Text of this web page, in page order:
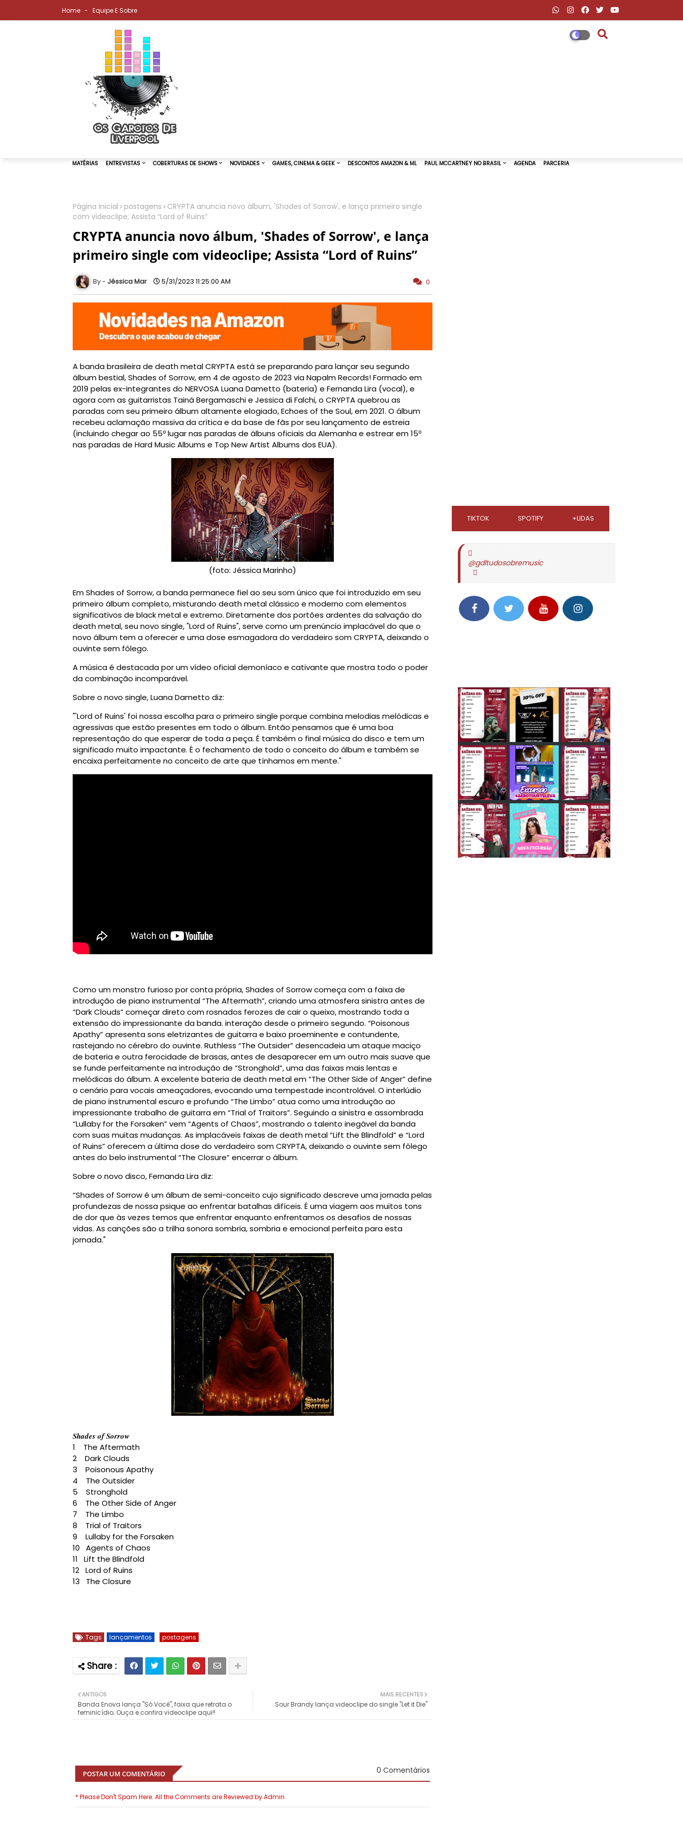
Home Equipe E Sobre
MATÉRIAS ENTREVISTAS COBERTURAS DE SHOWS
Página inicial postagens
CRYPTA anuncia novo álbum, 'Shades of Sorrow', e lança primeiro single
com videoclipe; Assista “Lord of Ruins”
CRYPTA anuncia novo álbum, 'Shades of Sorrow', e lança
primeiro single com videoclipe; Assista “Lord of Ruins”
Jéssica Mar 5/31/2023 11:25:00 AM 0
A banda brasileira de death metal CRYPTA está se preparando para lançar seu segundo
álbum bestial, Shades of Sorrow, em 4 de agosto de 2023 via Napalm Records! Formado em
2019 pelas ex-integrantes do NERVOSA Luana Dametto (bateria) e Fernanda Lira (vocal), e
agora com as guitarristas Tainá Bergamaschi e Jessica di Falchi, o CRYPTA quebrou as
paradas com seu primeiro álbum altamente elogiado, Echoes of the Soul, em 2021. O álbum
recebeu aclamação massiva da crítica e da base de fãs por seu lançamento de estreia
(incluindo chegar ao 55º lugar nas paradas de álbuns oficiais da Alemanha e estrear em 15º
nas paradas de Hard Music Albums e Top New Artist Albums dos EUA).
(foto: Jéssica Marinho)
Em Shades of Sorrow, a banda permanece fiel ao seu som único que foi introduzido em seu
primeiro álbum completo, misturando death metal clássico e moderno com elementos
significativos de black metal e extremo. Diretamente dos portões ardentes da salvação do
death metal, seu novo single, "Lord of Ruins", serve como um prenúncio implacável do que o
novo álbum tem a oferecer e uma dose esmagadora do verdadeiro som CRYPTA, deixando o
ouvinte sem fôlego.
A música é destacada por um vídeo oficial demoníaco e cativante que mostra todo o poder
da combinação incomparável.
Sobre o novo single, Luana Dametto diz:
"'Lord of Ruins' foi nossa escolha para o primeiro single porque combina melodias melódicas e
agressivas que estão presentes em todo o álbum. Então pensamos que é uma boa
representação do que esperar de toda a peça. É também o final música do disco e tem um
significado muito impactante. É o fechamento de todo o conceito do álbum e também se
encaixa perfeitamente no conceito de arte que tínhamos em mente."
Como um monstro furioso por conta própria, Shades of Sorrow começa com a faixa de
introdução de piano instrumental “The Aftermath”, criando uma atmosfera sinistra antes de
“Dark Clouds” começar direto com rosnados ferozes de cair o queixo, mostrando toda a
extensão do impressionante da banda. interação desde o primeiro segundo. “Poisonous
Apathy” apresenta sons eletrizantes de guitarra e baixo proeminente e contundente,
rastejando no cérebro do ouvinte. Ruthless “The Outsider” desencadeia um ataque maciço
de bateria e outra ferocidade de brasas, antes de desaparecer em um outro mais suave que
se funde perfeitamente na introdução de “Stronghold”, uma das faixas mais lentas e
melódicas do álbum. A excelente bateria de death metal em “The Other Side of Anger” define
o cenário para vocais ameaçadores, evocando uma tempestade incontrolável. O interlúdio
de piano instrumental escuro e profundo “The Limbo” atua como uma introdução ao
impressionante trabalho de guitarra em “Trial of Traitors”. Seguindo a sinistra e assombrada
“Lullaby for the Forsaken” vem “Agents of Chaos”, mostrando o talento inegável da banda
com suas muitas mudanças. As implacáveis faixas de death metal “Lift the Blindfold” e “Lord
of Ruins” oferecem a última dose do verdadeiro som CRYPTA, deixando o ouvinte sem fôlego
antes do belo instrumental “The Closure” encerrar o álbum.
Sobre o novo disco, Fernanda Lira diz:
“Shades of Sorrow é um álbum de semi-conceito cujo significado descreve uma jornada pelas
profundezas de nossa psique ao enfrentar batalhas difíceis. É uma viagem aos muitos tons
de dor que às vezes temos que enfrentar enquanto enfrentamos os desafios de nossas
vidas. As canções são a trilha sonora sombria, sombria e emocional perfeita para esta
jornada."
Shades of Sorrow
1 The Aftermath
2 Dark Clouds
3 Poisonous Apathy
4 The Outsider
5 Stronghold
6 The Other Side of Anger
7 The Limbo
8 Trial of Traitors
9 Lullaby for the Forsaken
10 Agents of Chaos
11 Lift the Blindfold
12 Lord of Ruins
13 The Closure
Tags lançamentos postagens
MAIS RECENTES
Sour Brandy lança videoclipe do single "Let it Die"
ANTIGOS
Banda Enova lança "Só Você", faixa que retrata o
feminicídio; Ouça e confira videoclipe aqui!!
POSTAR UM COMENTÁRIO 0 Comentários
* Please Don't Spam Here. All the Comments are Reviewed by Admin.
TIKTOK SPOTIFY +LIDAS
@gdltudosobremusic